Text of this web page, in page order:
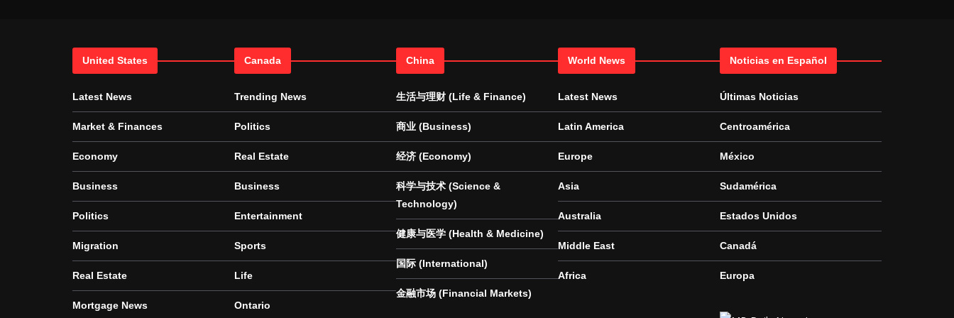
United States
Latest News
Market & Finances
Economy
Business
Politics
Migration
Real Estate
Mortgage News
Canada
Trending News
Politics
Real Estate
Business
Entertainment
Sports
Life
Ontario
China
生活与理财 (Life & Finance)
商业 (Business)
经济 (Economy)
科学与技术 (Science &
Technology)
健康与医学 (Health & Medicine)
国际 (International)
金融市场 (Financial Markets)
World News
Latest News
Latin America
Europe
Asia
Australia
Middle East
Africa
Noticias en Español
Últimas Noticias
Centroamérica
México
Sudamérica
Estados Unidos
Canadá
Europa